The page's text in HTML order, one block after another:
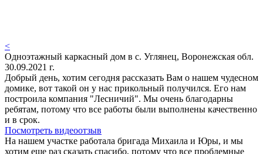
<
Одноэтажный каркасный дом в с. Углянец, Воронежская обл.
30.09.2021 г.
Добрый день, хотим сегодня рассказать Вам о нашем чудесном
домике, вот такой он у нас прикольный получился. Его нам
построила компания "Лесничий". Мы очень благодарны
ребятам, потому что все работы были выполнены качественно
и в срок.
Посмотреть видеоотзыв
На нашем участке работала бригада Михаила и Юры, и мы
хотим еще раз сказать спасибо, потому что все проблемные